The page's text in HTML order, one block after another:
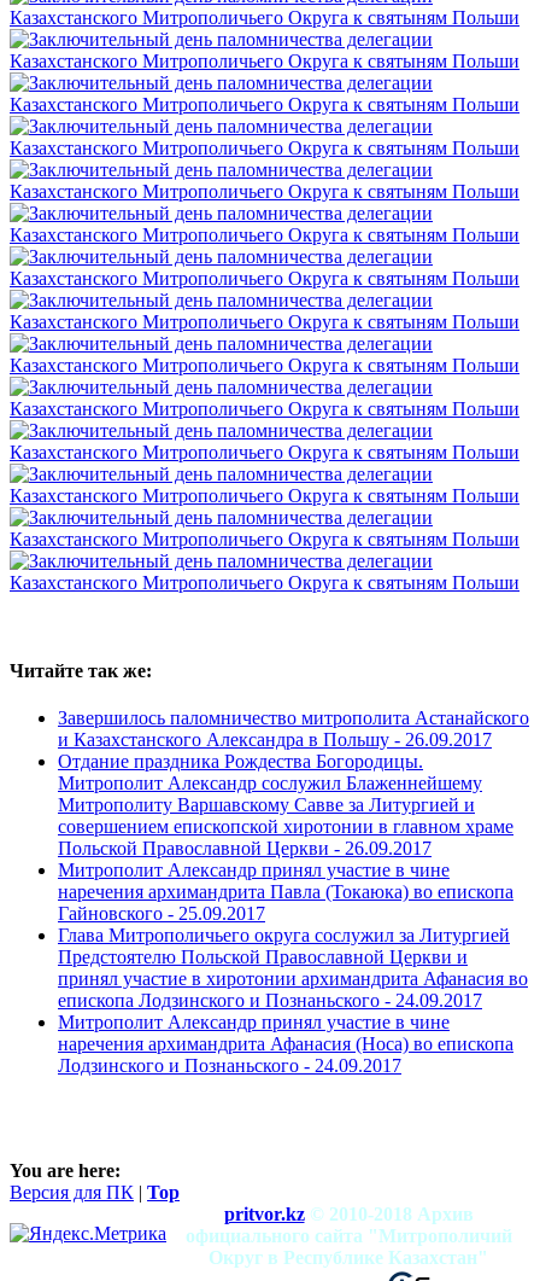
Читайте так же:
Завершилось паломничество митрополита Астанайского
и Казахстанского Александра в Польшу - 26.09.2017
Отдание праздника Рождества Богородицы.
Митрополит Александр сослужил Блаженнейшему
Митрополиту Варшавскому Савве за Литургией и
совершением епископской хиротонии в главном храме
Польской Православной Церкви - 26.09.2017
Митрополит Александр принял участие в чине
наречения архимандрита Павла (Токаюка) во епископа
Гайновского - 25.09.2017
Глава Митрополичьего округа сослужил за Литургией
Предстоятелю Польской Православной Церкви и
принял участие в хиротонии архимандрита Афанасия во
епископа Лодзинского и Познаньского - 24.09.2017
Митрополит Александр принял участие в чине
наречения архимандрита Афанасия (Носа) во епископа
Лодзинского и Познаньского - 24.09.2017
You are here:
Версия для ПК | Top
pritvor.kz © 2010-2018 Архив
официального сайта "Митрополичий
Округ в Республике Казахстан"